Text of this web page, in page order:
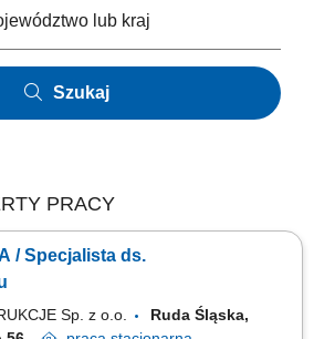
Szukaj
PRACY
/ Specjalista ds.
Sp. z o.o.
Ruda Śląska,